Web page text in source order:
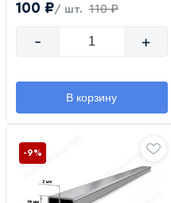
100 ₽/ шт. 110 ₽
- +
В корзину
-9%